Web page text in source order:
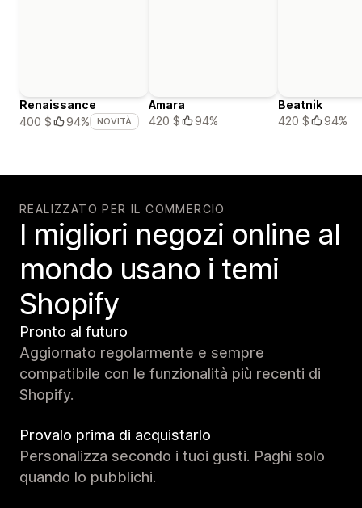
Renaissance
400 $
94% NOVITÀ
Amara
420 $
94%
Beatnik
420 $
94%
REALIZZATO PER IL COMMERCIO
I migliori negozi online al
mondo usano i temi
Shopify
Pronto al futuro
Aggiornato regolarmente e sempre
compatibile con le funzionalità più recenti di
Shopify.
Provalo prima di acquistarlo
Personalizza secondo i tuoi gusti. Paghi solo
quando lo pubblichi.